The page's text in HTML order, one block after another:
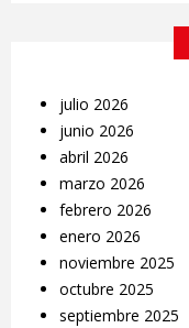
julio 2026
junio 2026
abril 2026
marzo 2026
febrero 2026
enero 2026
noviembre 2025
octubre 2025
septiembre 2025